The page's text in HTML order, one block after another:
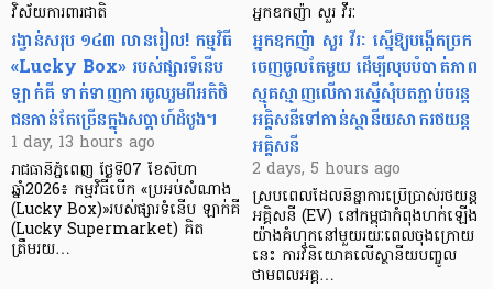
វិស័យការពារជាតិ
រង្វាន់សរុប ១៤៣ លានរៀល! កម្មវិធី
«Lucky Box» របស់ផ្សារទំនើប
ឡាក់គី ទាក់ទាញការចូលរួមពីអតិថិ
ជនកាន់តែច្រើនក្នុងសប្តាហ៍ដំបូង។
1 day, 13 hours ago
រាជធានីភ្នំពេញ ថ្ងៃទី07 ខែសីហា
ឆ្នាំ2026៖ កម្មវិធីបើក «ប្រអប់សំណាង
(Lucky Box)»របស់ផ្សារទំនើប ឡាក់គី
(Lucky Supermarket) គិត
ត្រឹមរយ…
អ្នកឧកញ៉ា សួរ វីរៈ
អ្នកឧកញ៉ា សួរ វីរៈ ស្នើឱ្យបង្កើតច្រក
ចេញចូលតែមួយ ដើម្បីលុបបំបាត់ភាព
ស្មុគស្មាញលើការស្នើសុំបតភ្ជាប់ចរន្ត
អគ្គិសនីទៅកាន់ស្ថានីយសាករថយន្ត
អគ្គិសនី
2 days, 5 hours ago
ស្របពេលដែលនិន្នាការប្រើប្រាស់រថយន្ត
អគ្គិសនី (EV) នៅកម្ពុជាកំពុងហក់ឡើង
យ៉ាងគំហុកនៅមួយរយៈពេលចុងក្រោយ
នេះ ការវិនិយោគលើស្ថានីយបញ្ចូល
ថាមពលអគ្គ…